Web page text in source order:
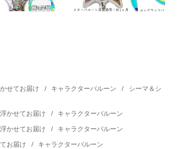
せてお届け / キャラクターバルーン /
シーマ＆シ
浮かせてお届け / キャラクターバルーン
浮かせてお届け / キャラクターバルーン
お届け / キャラクターバルーン